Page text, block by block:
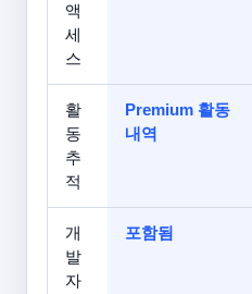
액
세
스
활
동
추
적
Premium 활동
내역
개
발
자
포함됨